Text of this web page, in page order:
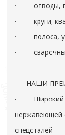
· отводы,
· круги,
· полоса,
· сварочные
НАШИ
· Широкий
нержавеющей
спецсталей